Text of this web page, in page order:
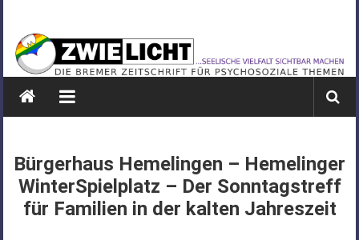
springen
ZWIELICHT
BREMEN
DIE
PSYCHOSOZIALE
THEMEN
Bürgerhaus Hemelingen – Hemelinger
WinterSpielplatz – Der Sonntagstreff
für Familien in der kalten Jahreszeit